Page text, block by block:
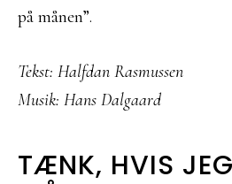
på månen”.
Tekst: Halfdan Rasmussen
Musik: Hans Dalgaard
TÆNK, HVIS